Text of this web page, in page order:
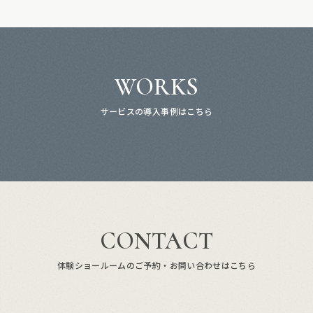
WORKS
サービスの導入事例はこちら
CONTACT
体験ショールームのご予約・お問い合わせはこちら